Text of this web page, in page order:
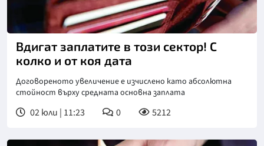
Вдигат заплатите в този сектор! С
колко и от коя дата
Договореното увеличение е изчислено като абсолютна
стойност върху средната основна заплата
02 юли | 11:23 0 5212